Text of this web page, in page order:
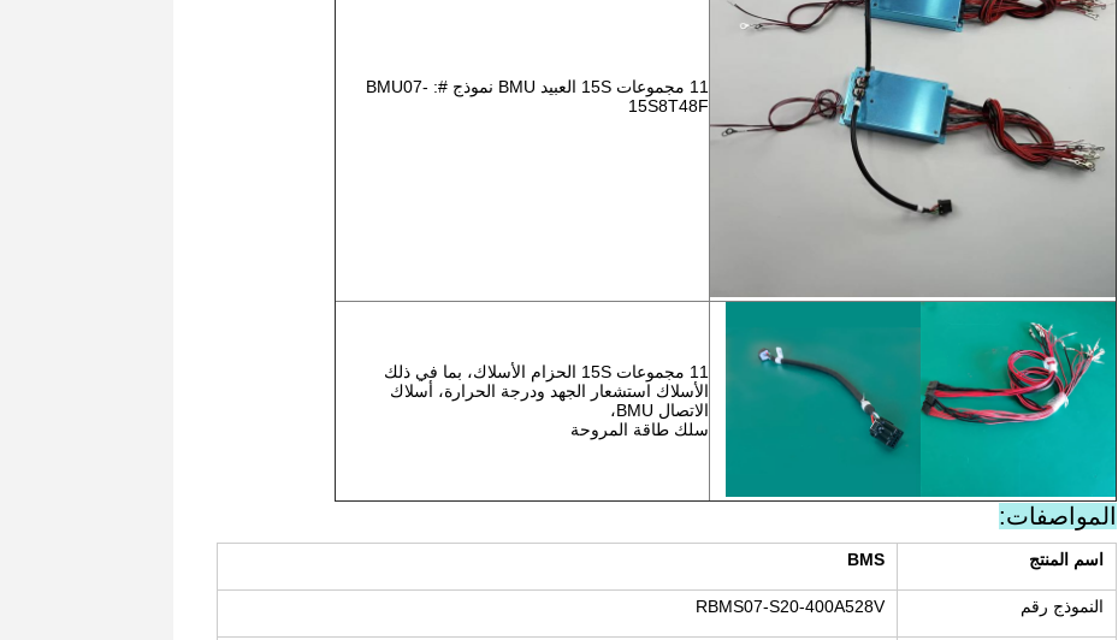
11 مجموعات 15S العبيد BMU نموذج #: BMU07-
15S8T48F
11 مجموعات 15S الحزام الأسلاك، بما في ذلك
الأسلاك استشعار الجهد ودرجة الحرارة، أسلاك
الاتصال BMU،
سلك طاقة المروحة
المواصفات:
اسم المنتج BMS
النموذج رقم RBMS07-S20-400A528V